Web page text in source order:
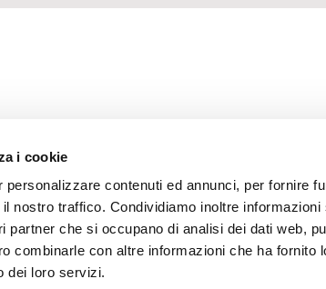
i cookie
contenuti ed annunci, per fornire
nostro traffico. Condividiamo inoltre
partner che si occupano di analisi dei dati web,
combinarle con altre informazioni che ha fornito
dei loro servizi.